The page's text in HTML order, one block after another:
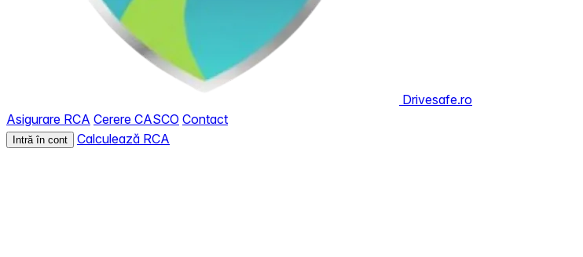
Drivesafe.ro
Asigurare RCA Cerere CASCO Contact
Intră în cont Calculează RCA